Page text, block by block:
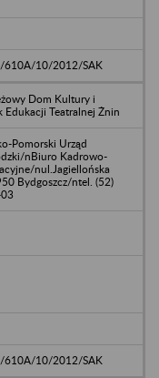
610A/10/2012/SAK
Dom Kultury i
Edukacji Teatralnej Żnin
Pomorski Urząd
nBiuro Kadrowo-
nul.Jagiellońska
Bydgoszcz/ntel. (52)
610A/10/2012/SAK